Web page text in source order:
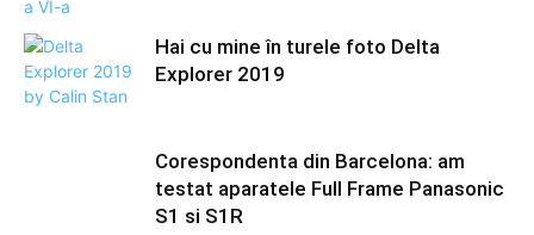
Hai cu mine în turele foto Delta
Explorer 2019
Corespondenta din Barcelona: am
testat aparatele Full Frame Panasonic
S1 si S1R